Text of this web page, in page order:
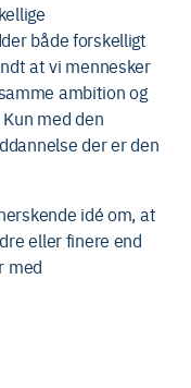
både forskelligt
at vi mennesker
ambition og
med den
der er den
idé om, at
eller finere end
med